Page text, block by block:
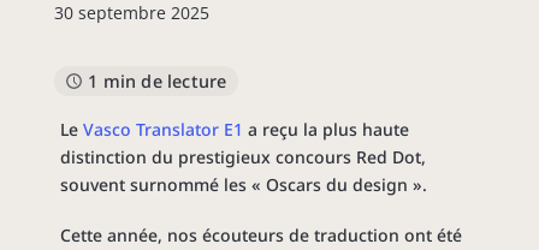
30 septembre 2025
1 min de lecture
Le Vasco Translator E1 a reçu la plus haute
distinction du prestigieux concours Red Dot,
souvent surnommé les « Oscars du design ».
Cette année, nos écouteurs de traduction ont été